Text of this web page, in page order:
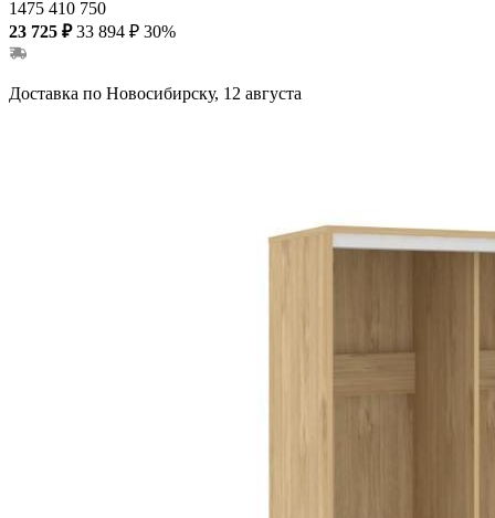
1475 410 750
23 725 ₽ 33 894 ₽ 30%
Доставка по Новосибирску, 12 августа